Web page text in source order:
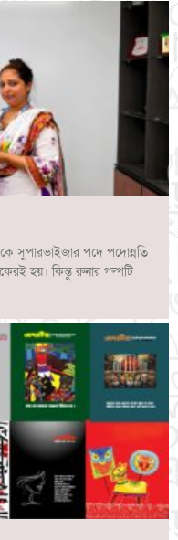
সুপারভাইজার পদে পদোন্নতি
হয়। কিন্তু রুনার গল্পটি